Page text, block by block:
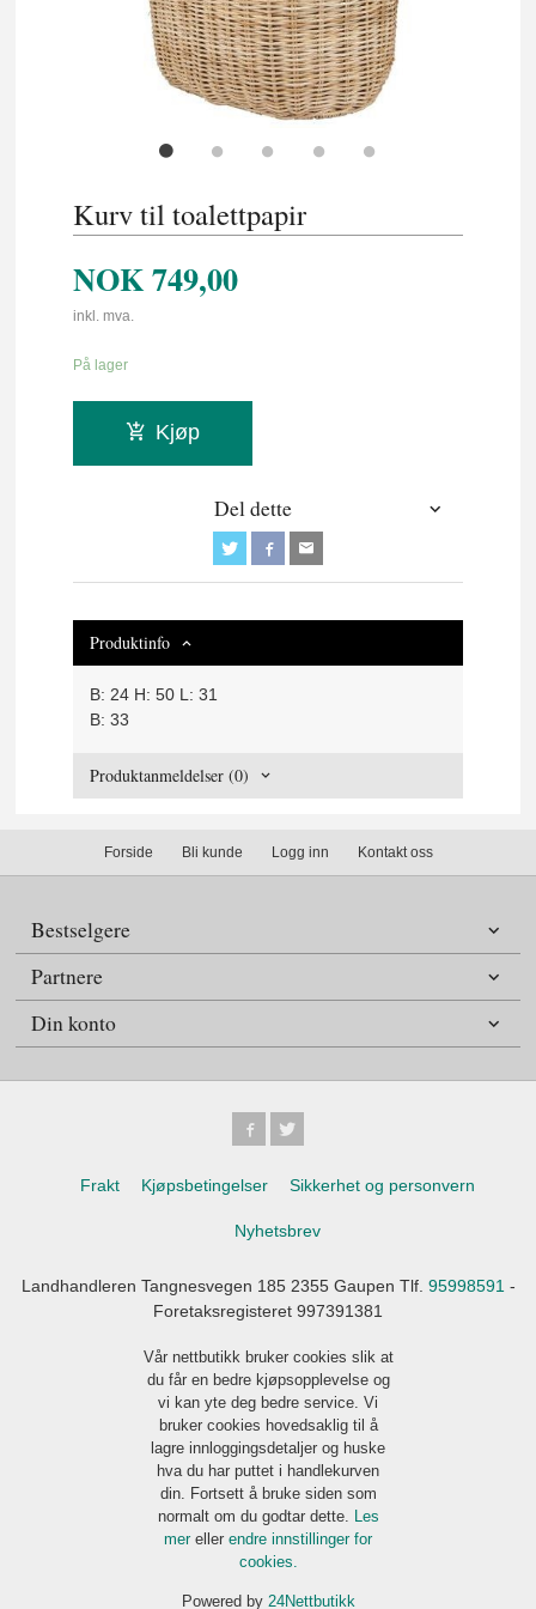
Kurv til toalettpapir
NOK749,00
inkl. mva.
På lager
Kjøp
Del dette
Produktinfo
B: 24 H: 50 L: 31
B: 33
Produktanmeldelser (0)
Forside Bli kunde Logg inn Kontakt oss
Bestselgere
Partnere
Din konto
Frakt Kjøpsbetingelser Sikkerhet og personvern
Nyhetsbrev
Landhandleren Tangnesvegen 185 2355 Gaupen Tlf. 95998591-
Foretaksregisteret 997391381
Vår nettbutikk bruker cookies slik at
du får en bedre kjøpsopplevelse og
vi kan yte deg bedre service. Vi
bruker cookies hovedsaklig til å
lagre innloggingsdetaljer og huske
hva du har puttet i handlekurven
din. Fortsett å bruke siden som
normalt om du godtar dette.
Les
mer eller endre innstillinger for
cookies.
Powered by 24Nettbutikk